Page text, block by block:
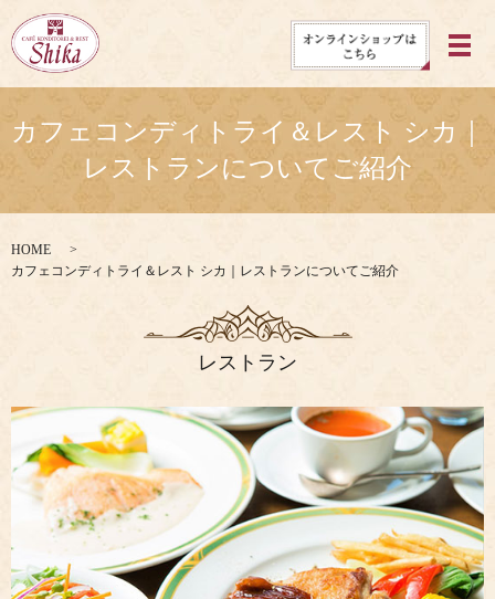
メ
カフェコンディトライ＆レスト シカ｜
レストランについてご紹介
HOME
カフェコンディトライ＆レスト シカ｜レストランについてご紹介
レストラン